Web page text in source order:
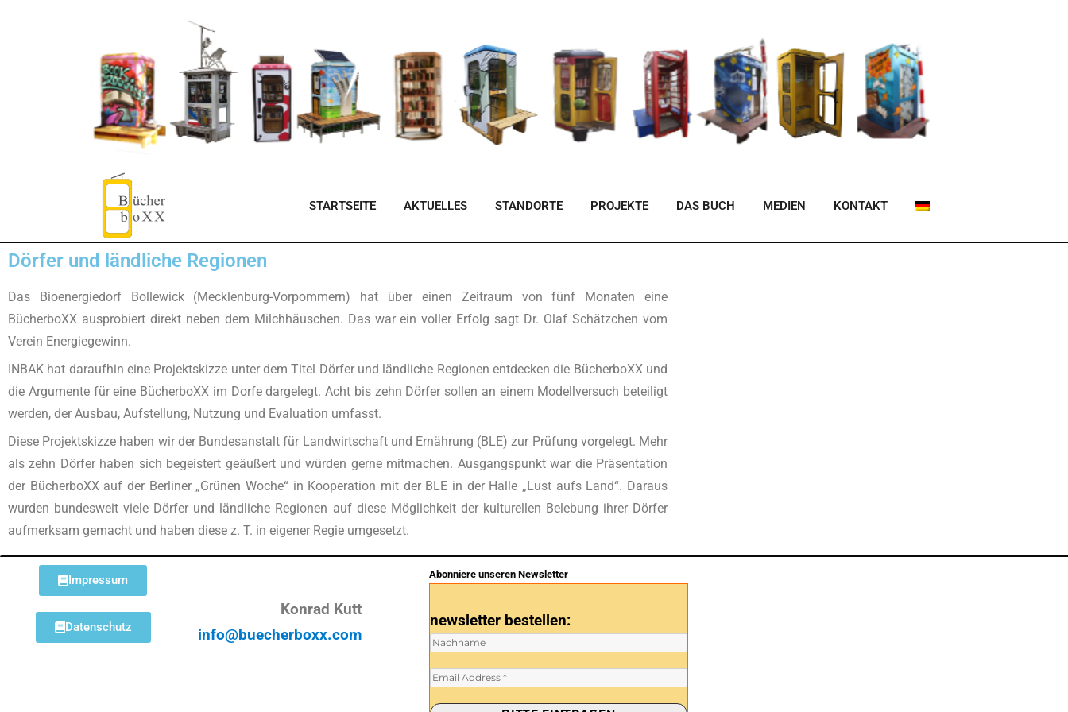
STARTSEITE AKTUELLES STANDORTE PROJEKTE DAS BUCH MEDIEN KONTAKT
Dörfer und ländliche Regionen
Das Bioenergiedorf Bollewick (Mecklenburg-Vorpommern) hat über einen Zeitraum von fünf Monaten eine
BücherboXX ausprobiert direkt neben dem Milchhäuschen. Das war ein voller Erfolg sagt Dr. Olaf Schätzchen vom
Verein Energiegewinn.
INBAK hat daraufhin eine Projektskizze unter dem Titel Dörfer und ländliche Regionen entdecken die BücherboXX und
die Argumente für eine BücherboXX im Dorfe dargelegt. Acht bis zehn Dörfer sollen an einem Modellversuch beteiligt
werden, der Ausbau, Aufstellung, Nutzung und Evaluation umfasst.
Diese Projektskizze haben wir der Bundesanstalt für Landwirtschaft und Ernährung (BLE) zur Prüfung vorgelegt. Mehr
als zehn Dörfer haben sich begeistert geäußert und würden gerne mitmachen. Ausgangspunkt war die Präsentation
der BücherboXX auf der Berliner „Grünen Woche“ in Kooperation mit der BLE in der Halle „Lust aufs Land“. Daraus
wurden bundesweit viele Dörfer und ländliche Regionen auf diese Möglichkeit der kulturellen Belebung ihrer Dörfer
aufmerksam gemacht und haben diese z. T. in eigener Regie umgesetzt.
Impressum
Datenschutz
Konrad Kutt
info@buecherboxx.com
Abonniere unseren Newsletter
newsletter bestellen: